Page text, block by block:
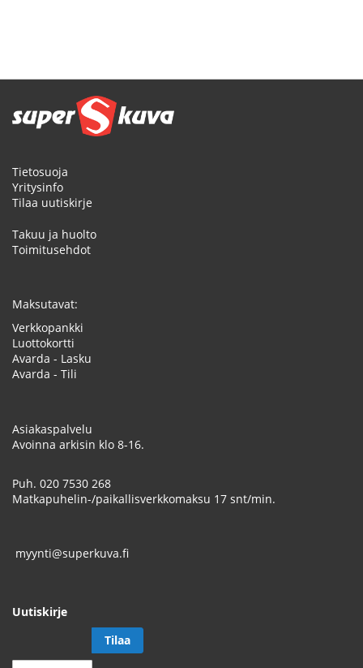
Tietosuoja
Yritysinfo
Tilaa uutiskirje
Takuu ja huolto
Toimitusehdot
Maksutavat:
Verkkopankki
Luottokortti
Avarda - Lasku
Avarda - Tili
Asiakaspalvelu
Avoinna arkisin klo 8-16.
Puh. 020 7530 268
Matkapuhelin-/paikallisverkkomaksu 17 snt/min.
myynti@superkuva.fi
Uutiskirje
Tilaa